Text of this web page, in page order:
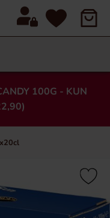
100G - KUN
×